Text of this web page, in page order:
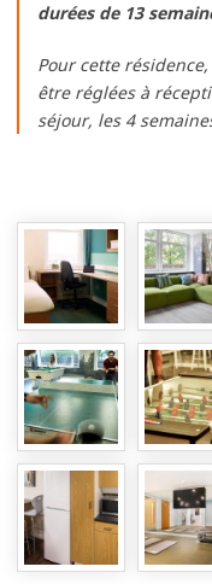
durées de 13
Pour cette
être réglées à
séjour, les 4